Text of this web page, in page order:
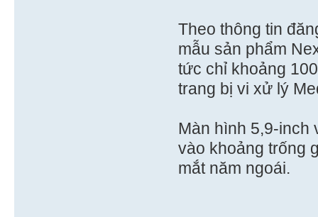
Theo thông tin
mẫu sản phẩm
tức chỉ khoảng
trang bị vi xử lý
Màn hình 5,9-inch
vào khoảng trống
mắt năm ngoái.